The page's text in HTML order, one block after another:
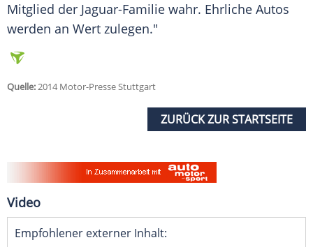
Mitglied der Jaguar-Familie wahr. Ehrliche Autos
werden an Wert zulegen."
Quelle:2014 Motor-Presse Stuttgart
ZURÜCK ZUR STARTSEITE
Video
Empfohlener externer Inhalt: